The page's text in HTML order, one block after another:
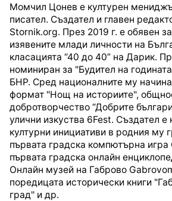
Момчил Цонев е културен
писател. Създател и главен
Stornik.org. През 2019 г. е обявен
изявените млади личности на
класацията “40 до 40” на Дарик.
номиниран за "Будител на
БНР. Сред националните му
формат "Нощ на историите",
добротворчество “Добрите
улични изкуства 6Fest. Създател
културни инициативи в родния му
първата градска компютърна игра
първата градска онлайн
Онлайн музей на Габрово
поредицата исторически книги
град" и др.